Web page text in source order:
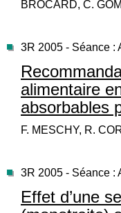
BROCARD, C.
3R 2005 - Séance :
alimentaire
absorbables
F. MESCHY, R.
3R 2005 - Séance :
Effet d’une